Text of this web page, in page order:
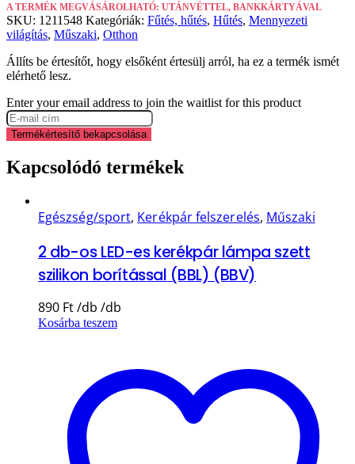
A TERMÉK MEGVÁSÁROLHATÓ: UTÁNVÉTTEL, BANKKÁRTYÁVAL
SKU: 1211548 Kategóriák: Fűtés, hűtés, Hűtés, Mennyezeti
világítás, Műszaki, Otthon
Állíts be értesítőt, hogy elsőként értesülj arról, ha ez a termék ismét
elérhető lesz.
Enter your email address to join the waitlist for this product
Termékértesítő bekapcsolása
Kapcsolódó termékek
Egészség/sport, Kerékpár felszerelés, Műszaki
2 db-os LED-es kerékpár lámpa szett
szilikon borítással (BBL) (BBV)
890 Ft
Kosárba teszem